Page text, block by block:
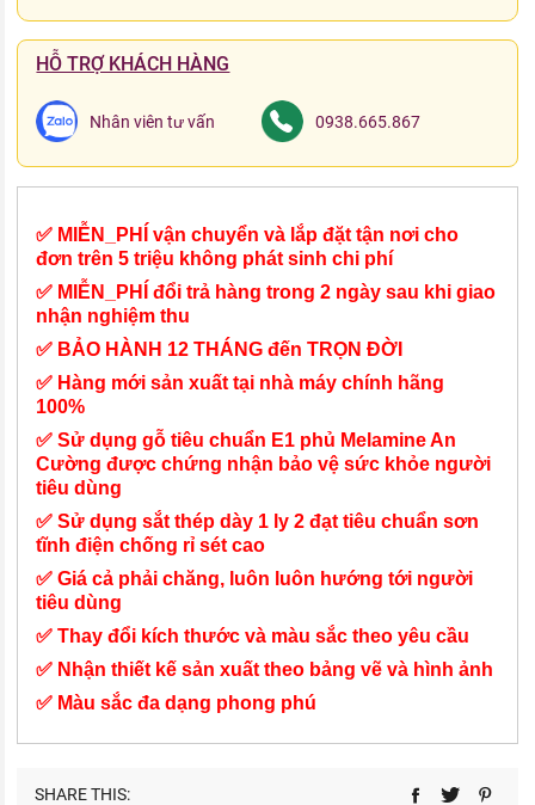
HỖ TRỢ KHÁCH HÀNG
Nhân viên tư vấn 0938.665.867
✅ MIỄN_PHÍ vận chuyển và lắp đặt tận nơi cho
đơn trên 5 triệu không phát sinh chi phí
✅ MIỄN_PHÍ đổi trả hàng trong 2 ngày sau khi giao
nhận nghiệm thu
✅ BẢO HÀNH 12 THÁNG đến TRỌN ĐỜI
✅ Hàng mới sản xuất tại nhà máy chính hãng
100%
✅ Sử dụng gỗ tiêu chuẩn E1 phủ Melamine An
Cường được chứng nhận bảo vệ sức khỏe người
tiêu dùng
✅ Sử dụng sắt thép dày 1 ly 2 đạt tiêu chuẩn sơn
tĩnh điện chống rỉ sét cao
✅ Giá cả phải chăng, luôn luôn hướng tới người
tiêu dùng
✅ Thay đổi kích thước và màu sắc theo yêu cầu
✅ Nhận thiết kế sản xuất theo bảng vẽ và hình ảnh
✅ Màu sắc đa dạng phong phú
SHARE THIS: